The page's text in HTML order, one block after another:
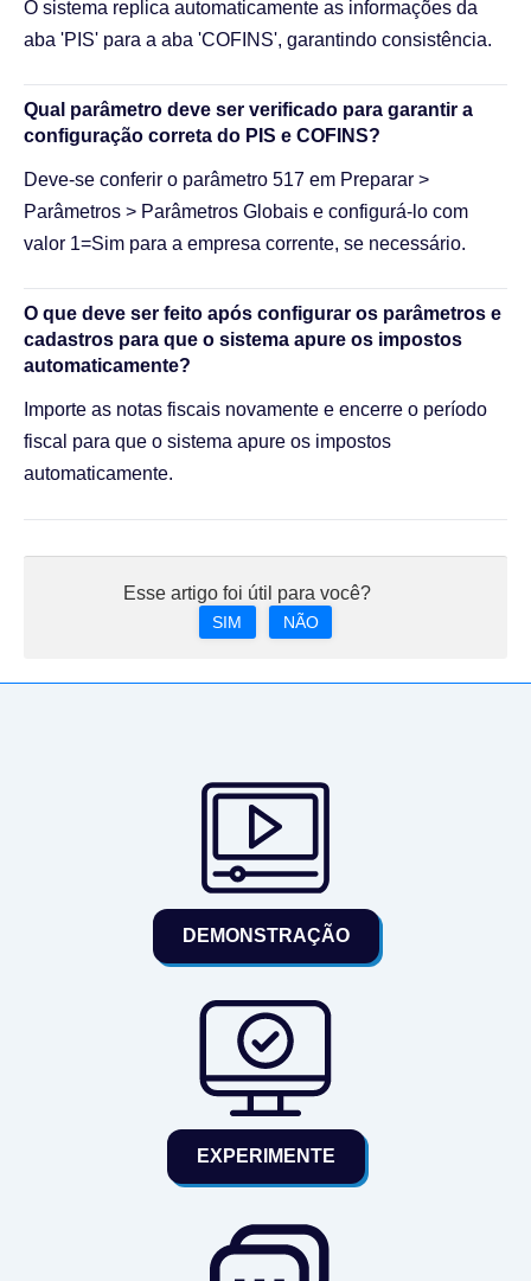
O sistema replica automaticamente as informações da
aba 'PIS' para a aba 'COFINS', garantindo consistência.
Qual parâmetro deve ser verificado para garantir a
configuração correta do PIS e COFINS?
Deve-se conferir o parâmetro 517 em Preparar >
Parâmetros > Parâmetros Globais e configurá-lo com
valor 1=Sim para a empresa corrente, se necessário.
O que deve ser feito após configurar os parâmetros e
cadastros para que o sistema apure os impostos
automaticamente?
Importe as notas fiscais novamente e encerre o período
fiscal para que o sistema apure os impostos
automaticamente.
Esse artigo foi útil para você?
SIM NÃO
DEMONSTRAÇÃO
EXPERIMENTE